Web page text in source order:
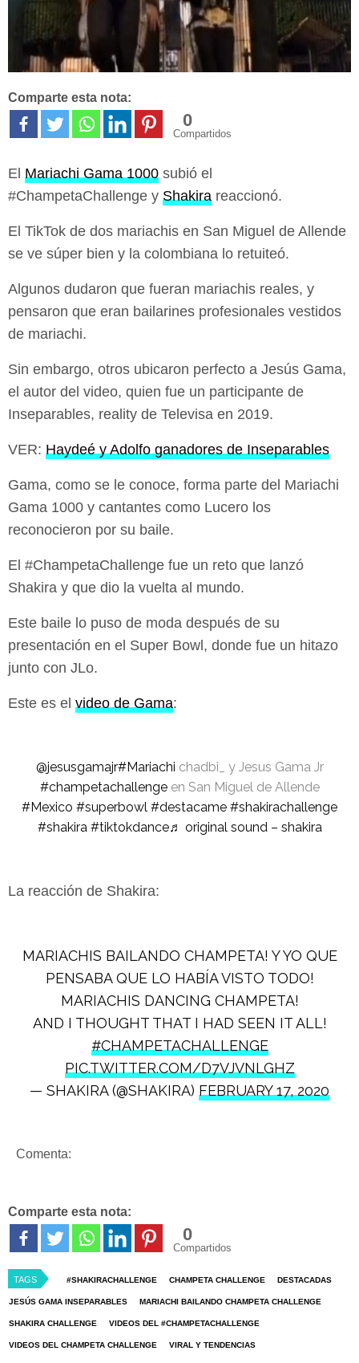
Comparte esta nota:
0
Compartidos
El Mariachi Gama 1000 subió el
#ChampetaChallenge y Shakira reaccionó.
El TikTok de dos mariachis en San Miguel de Allende
se ve súper bien y la colombiana lo retuiteó.
Algunos dudaron que fueran mariachis reales, y
pensaron que eran bailarines profesionales vestidos
de mariachi.
Sin embargo, otros ubicaron perfecto a Jesús Gama,
el autor del video, quien fue un participante de
Inseparables, reality de Televisa en 2019.
VER: Haydeé y Adolfo ganadores de Inseparables
Gama, como se le conoce, forma parte del Mariachi
Gama 1000 y cantantes como Lucero los
reconocieron por su baile.
El #ChampetaChallenge fue un reto que lanzó
Shakira y que dio la vuelta al mundo.
Este baile lo puso de moda después de su
presentación en el Super Bowl, donde fue un hitazo
junto con JLo.
Este es el video de Gama:
@jesusgamajr#Mariachi chadbi_ y Jesus Gama Jr
#champetachallengeen San Miguel de Allende
#Mexico #superbowl #destacame #shakirachallenge
#shakira #tiktokdance♬ original sound – shakira
La reacción de Shakira:
MARIACHIS BAILANDO CHAMPETA! Y YO QUE
PENSABA QUE LO HABÍA VISTO TODO!
MARIACHIS DANCING CHAMPETA!
AND I THOUGHT THAT I HAD SEEN IT ALL!
#CHAMPETACHALLENGE
PIC.TWITTER.COM/D7VJVNLGHZ
— SHAKIRA (@SHAKIRA) FEBRUARY 17, 2020
Comenta:
Comparte esta nota:
0
Compartidos
TAGS #SHAKIRACHALLENGE CHAMPETA CHALLENGE DESTACADAS
JESÚS GAMA INSEPARABLES MARIACHI BAILANDO CHAMPETA CHALLENGE
SHAKIRA CHALLENGE VIDEOS DEL #CHAMPETACHALLENGE
VIDEOS DEL CHAMPETA CHALLENGE VIRAL Y TENDENCIAS